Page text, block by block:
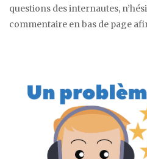
questions des internautes,
commentaire en bas de page